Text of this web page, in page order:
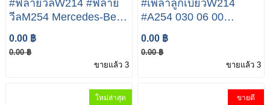
#ฟลายวีลW214 #ฟลาย
วีลM254 Mercedes-Benz
A654 030 47 00
0.00 ฿
0.00 ฿
ขายแล้ว 3
#เพลาลูกเบี้ยวW214
#A254 030 06 00
E300 E350e
0.00 ฿
0.00 ฿
ขายแล้ว 3
ใหม่ล่าสุด ขายดี